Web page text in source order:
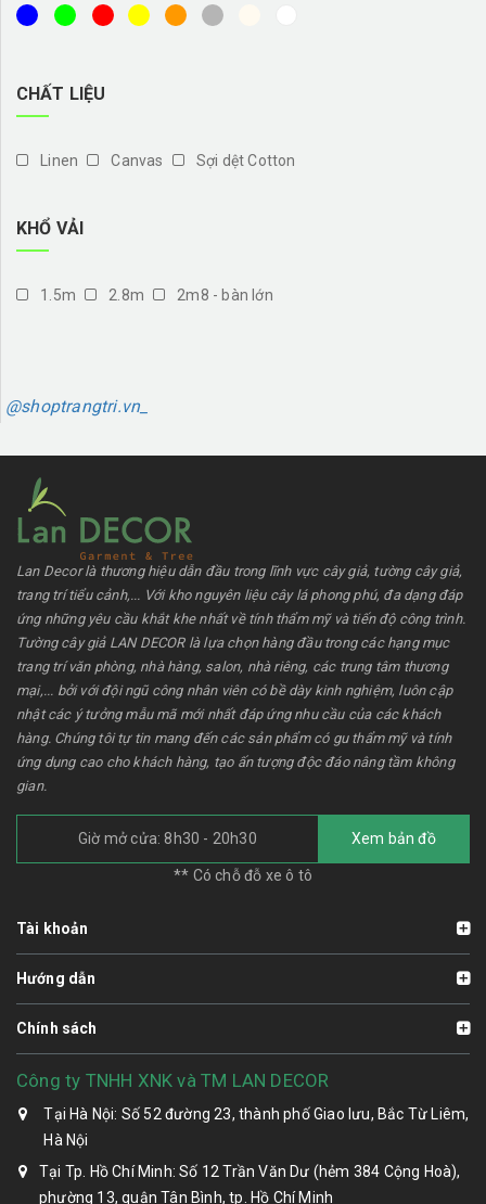
CHẤT LIỆU
Linen Canvas Sợi dệt Cotton
KHỔ VẢI
1.5m 2.8m 2m8 - bàn lớn
@shoptrangtri.vn_
Lan Decor là thương hiệu dẫn đầu trong lĩnh vực cây giả, tường cây giả,
trang trí tiểu cảnh,... Với kho nguyên liệu cây lá phong phú, đa dạng đáp
ứng những yêu cầu khắt khe nhất về tính thẩm mỹ và tiến độ công trình.
Tường cây giả LAN DECOR là lựa chọn hàng đầu trong các hạng mục
trang trí văn phòng, nhà hàng, salon, nhà riêng, các trung tâm thương
mại,... bởi với đội ngũ công nhân viên có bề dày kinh nghiệm, luôn cập
nhật các ý tưởng mẫu mã mới nhất đáp ứng nhu cầu của các khách
hàng. Chúng tôi tự tin mang đến các sản phẩm có gu thẩm mỹ và tính
ứng dụng cao cho khách hàng, tạo ấn tượng độc đáo nâng tầm không
gian.
Giờ mở cửa: 8h30 - 20h30 Xem bản đồ
** Có chỗ đỗ xe ô tô
Tài khoản
Hướng dẫn
Chính sách
Công ty TNHH XNK và TM LAN DECOR
Tại Hà Nội: Số 52 đường 23, thành phố Giao lưu, Bắc Từ Liêm,
Hà Nội
Tại Tp. Hồ Chí Minh: Số 12 Trần Văn Dư (hẻm 384 Cộng Hoà),
phường 13, quận Tân Bình, tp. Hồ Chí Minh